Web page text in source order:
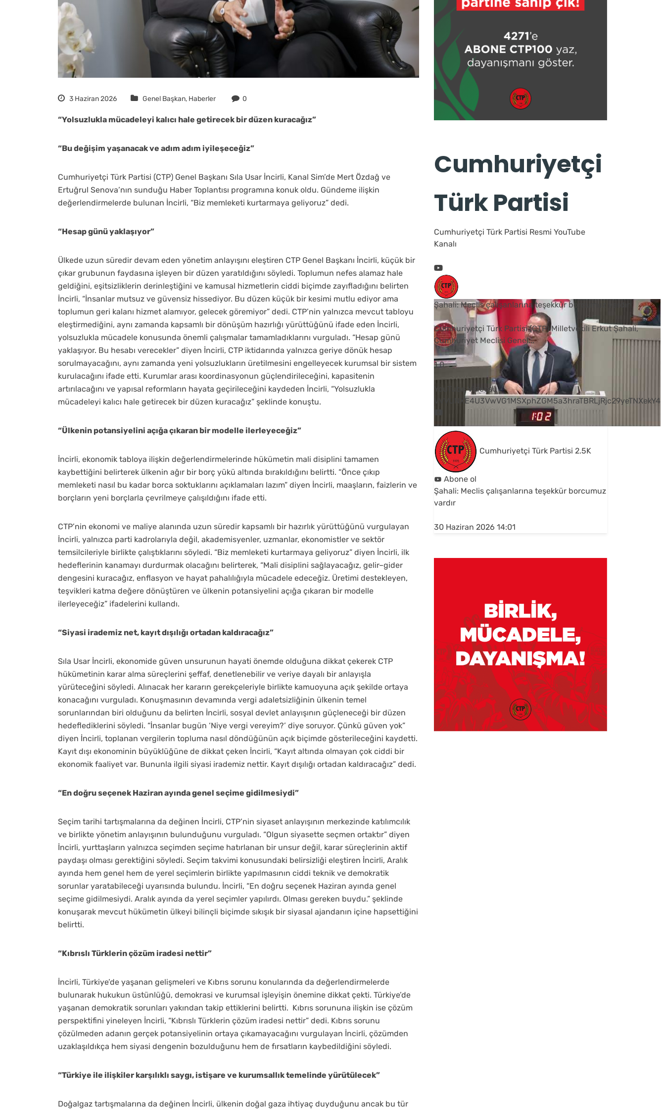
3 Haziran 2026 Genel Başkan, Haberler 0
“Yolsuzlukla mücadeleyi kalıcı hale getirecek bir düzen kuracağız”
“Bu değişim yaşanacak ve adım adım iyileşeceğiz”
Cumhuriyetçi Türk Partisi (CTP) Genel Başkanı Sıla Usar İncirli, Kanal Sim’de Mert Özdağ ve
Ertuğrul Senova’nın sunduğu Haber Toplantısı programına konuk oldu. Gündeme ilişkin
değerlendirmelerde bulunan İncirli, “Biz memleketi kurtarmaya geliyoruz” dedi.
“Hesap günü yaklaşıyor”
Ülkede uzun süredir devam eden yönetim anlayışını eleştiren CTP Genel Başkanı İncirli, küçük bir
çıkar grubunun faydasına işleyen bir düzen yaratıldığını söyledi. Toplumun nefes alamaz hale
geldiğini, eşitsizliklerin derinleştiğini ve kamusal hizmetlerin ciddi biçimde zayıfladığını belirten
İncirli, “İnsanlar mutsuz ve güvensiz hissediyor. Bu düzen küçük bir kesimi mutlu ediyor ama
toplumun geri kalanı hizmet alamıyor, gelecek göremiyor” dedi. CTP’nin yalnızca mevcut tabloyu
eleştirmediğini, aynı zamanda kapsamlı bir dönüşüm hazırlığı yürüttüğünü ifade eden İncirli,
yolsuzlukla mücadele konusunda önemli çalışmalar tamamladıklarını vurguladı. “Hesap günü
yaklaşıyor. Bu hesabı verecekler” diyen İncirli, CTP iktidarında yalnızca geriye dönük hesap
sorulmayacağını, aynı zamanda yeni yolsuzlukların üretilmesini engelleyecek kurumsal bir sistem
kurulacağını ifade etti. Kurumlar arası koordinasyonun güçlendirileceğini, kapasitenin
artırılacağını ve yapısal reformların hayata geçirileceğini kaydeden İncirli, “Yolsuzlukla
mücadeleyi kalıcı hale getirecek bir düzen kuracağız” şeklinde konuştu.
“Ülkenin potansiyelini açığa çıkaran bir modelle ilerleyeceğiz”
İncirli, ekonomik tabloya ilişkin değerlendirmelerinde hükümetin mali disiplini tamamen
kaybettiğini belirterek ülkenin ağır bir borç yükü altında bırakıldığını belirtti. “Önce çıkıp
memleketi nasıl bu kadar borca soktuklarını açıklamaları lazım” diyen İncirli, maaşların, faizlerin ve
borçların yeni borçlarla çevrilmeye çalışıldığını ifade etti.
CTP’nin ekonomi ve maliye alanında uzun süredir kapsamlı bir hazırlık yürüttüğünü vurgulayan
İncirli, yalnızca parti kadrolarıyla değil, akademisyenler, uzmanlar, ekonomistler ve sektör
temsilcileriyle birlikte çalıştıklarını söyledi. “Biz memleketi kurtarmaya geliyoruz” diyen İncirli, ilk
hedeflerinin kanamayı durdurmak olacağını belirterek, “Mali disiplini sağlayacağız, gelir–gider
dengesini kuracağız, enflasyon ve hayat pahalılığıyla mücadele edeceğiz. Üretimi destekleyen,
teşvikleri katma değere dönüştüren ve ülkenin potansiyelini açığa çıkaran bir modelle
ilerleyeceğiz” ifadelerini kullandı.
“Siyasi irademiz net, kayıt dışılığı ortadan kaldıracağız”
Sıla Usar İncirli, ekonomide güven unsurunun hayati önemde olduğuna dikkat çekerek CTP
hükümetinin karar alma süreçlerini şeffaf, denetlenebilir ve veriye dayalı bir anlayışla
yürüteceğini söyledi. Alınacak her kararın gerekçeleriyle birlikte kamuoyuna açık şekilde ortaya
konacağını vurguladı. Konuşmasının devamında vergi adaletsizliğinin ülkenin temel
sorunlarından biri olduğunu da belirten İncirli, sosyal devlet anlayışının güçleneceği bir düzen
hedeflediklerini söyledi. “İnsanlar bugün ‘Niye vergi vereyim?’ diye soruyor. Çünkü güven yok”
diyen İncirli, toplanan vergilerin topluma nasıl döndüğünün açık biçimde gösterileceğini kaydetti.
Kayıt dışı ekonominin büyüklüğüne de dikkat çeken İncirli, “Kayıt altında olmayan çok ciddi bir
ekonomik faaliyet var. Bununla ilgili siyasi irademiz nettir. Kayıt dışılığı ortadan kaldıracağız” dedi.
“En doğru seçenek Haziran ayında genel seçime gidilmesiydi”
Seçim tarihi tartışmalarına da değinen İncirli, CTP’nin siyaset anlayışının merkezinde katılımcılık
ve birlikte yönetim anlayışının bulunduğunu vurguladı. “Olgun siyasette seçmen ortaktır” diyen
İncirli, yurttaşların yalnızca seçimden seçime hatırlanan bir unsur değil, karar süreçlerinin aktif
paydaşı olması gerektiğini söyledi. Seçim takvimi konusundaki belirsizliği eleştiren İncirli, Aralık
ayında hem genel hem de yerel seçimlerin birlikte yapılmasının ciddi teknik ve demokratik
sorunlar yaratabileceği uyarısında bulundu. İncirli, “En doğru seçenek Haziran ayında genel
seçime gidilmesiydi. Aralık ayında da yerel seçimler yapılırdı. Olması gereken buydu.” şeklinde
konuşarak mevcut hükümetin ülkeyi bilinçli biçimde sıkışık bir siyasal ajandanın içine hapsettiğini
belirtti.
“Kıbrıslı Türklerin çözüm iradesi nettir”
İncirli, Türkiye’de yaşanan gelişmeleri ve Kıbrıs sorunu konularında da değerlendirmelerde
bulunarak hukukun üstünlüğü, demokrasi ve kurumsal işleyişin önemine dikkat çekti. Türkiye’de
yaşanan demokratik sorunları yakından takip ettiklerini belirtti. Kıbrıs sorununa ilişkin ise çözüm
perspektifini yineleyen İncirli, “Kıbrıslı Türklerin çözüm iradesi nettir” dedi. Kıbrıs sorunu
çözülmeden adanın gerçek potansiyelinin ortaya çıkamayacağını vurgulayan İncirli, çözümden
uzaklaşıldıkça hem siyasi dengenin bozulduğunu hem de fırsatların kaybedildiğini söyledi.
“Türkiye ile ilişkiler karşılıklı saygı, istişare ve kurumsallık temelinde yürütülecek”
Doğalgaz tartışmalarına da değinen İncirli, ülkenin doğal gaza ihtiyaç duyduğunu ancak bu tür
Cumhuriyetçi
Türk Partisi
Cumhuriyetçi Türk Partisi Resmi YouTube
Kanalı
Şahali: Meclis çalışanlarına teşekkür borcumuz vardır
Cumhuriyetçi Türk Partisi (CTP) Milletvekili Erkut Şahali,
Cumhuriyet Meclisi Genel...
1 0
YouTube Videosu
VVVUNXE4U3VwVG1MSXphZGM5a3hraTBRLjRjc29yeTNXekY4
Cumhuriyetçi Türk Partisi 2.5K
Abone ol
Şahali: Meclis çalışanlarına teşekkür borcumuz
vardır
30 Haziran 2026 14:01